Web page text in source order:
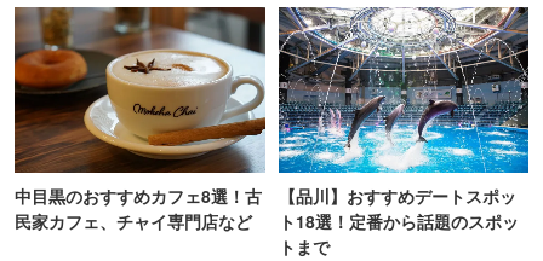
中目黒のおすすめカフェ8選！古
民家カフェ、チャイ専門店など
【品川】おすすめデートスポッ
ト18選！定番から話題のスポッ
トまで